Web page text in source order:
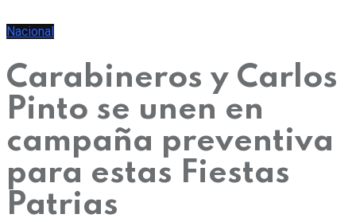
Nacional
Carabineros y Carlos
Pinto se unen en
campaña preventiva
para estas Fiestas
Patrias